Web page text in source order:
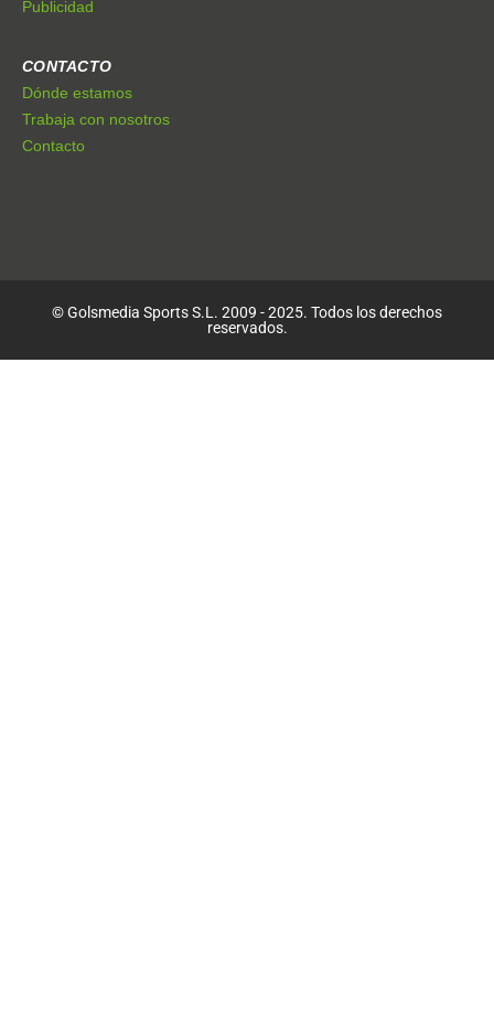
Publicidad
CONTACTO
Dónde estamos
Trabaja con nosotros
Contacto
© Golsmedia Sports S.L. 2009 - 2025. Todos los derechos
reservados.